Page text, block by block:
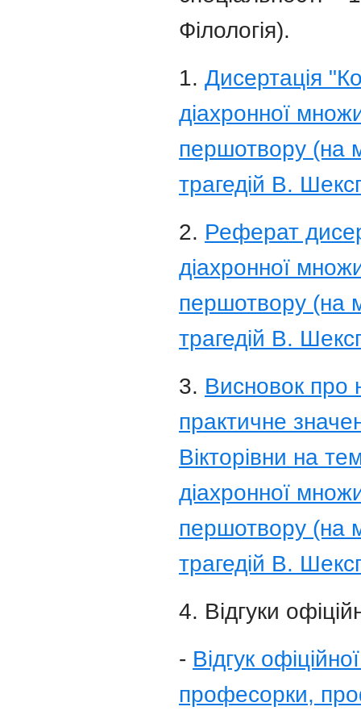
Філологія).
1. Дисертація
діахронної
першотвору (на
трагедій В.
2. Реферат
діахронної
першотвору (на
трагедій В.
3. Висновок про
практичне
Вікторівни на
діахронної
першотвору (на
трагедій В.
4. Відгуки
- Відгук
професорки,